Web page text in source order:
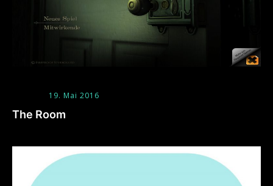
19. Mai 2016
The Room